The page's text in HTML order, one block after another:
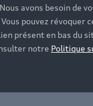
avons besoin de
pouvez révoquer
présent en bas du
notre Politique